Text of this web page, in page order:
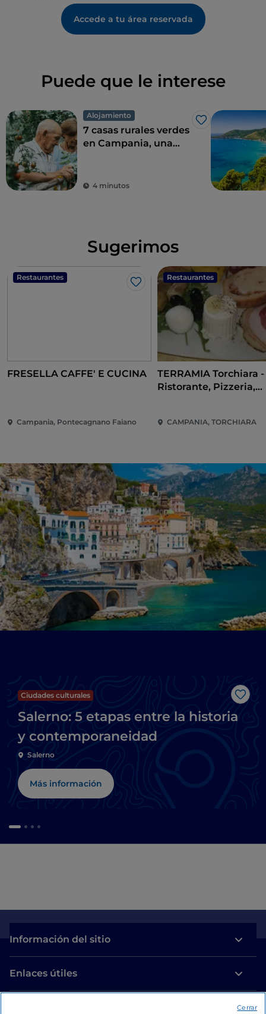
Accede a tu área reservada
Puede que le interese
Alojamiento
Me gusta
7 casas rurales verdes
en Campania, una
y sabor
4 minutos
Sugerimos
Restaurantes
Me gusta
FRESELLA CAFFE' E CUCINA
Campania, Pontecagnano Faiano
Restaurantes
TERRAMIA Torchiara -
Ristorante, Pizzeria,
CAMPANIA, TORCHIARA
Me
Ciudades culturales
Salerno: 5 etapas entre la historia
y contemporaneidad
Salerno
Más información
Información del sitio
Enlaces útiles
Cerrar